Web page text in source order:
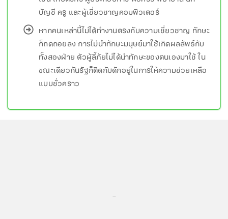
บัญชี ครู และผู้เชี่ยวชาญคอมพิวเตอร์
หากคนเหล่านี้ไม่ได้ทำงานตรงกับความเชี่ยวชาญ ทักษะ
ก็ถดถอยลง การไม่นำทักษะมนุษย์มาใช้เกิดผลลัพธ์กับ
ทั้งสองฝ่าย ตัวผู้ลี้ภัยไม่ได้นำทักษะของตนเองมาใช้ ใน
ขณะเดียวกันรัฐก็ติดกับดักอยู่ในการให้ความช่วยเหลือ
แบบชั่วคราว
...